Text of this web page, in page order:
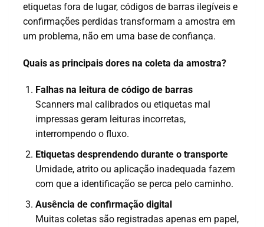
etiquetas fora de lugar, códigos de barras ilegíveis e
confirmações perdidas transformam a amostra em
um problema, não em uma base de confiança.
Quais as principais dores na coleta da amostra?
Falhas na leitura de código de barras
Scanners mal calibrados ou etiquetas mal
impressas geram leituras incorretas,
interrompendo o fluxo.
Etiquetas desprendendo durante o transporte
Umidade, atrito ou aplicação inadequada fazem
com que a identificação se perca pelo caminho.
Ausência de confirmação digital
Muitas coletas são registradas apenas em papel,